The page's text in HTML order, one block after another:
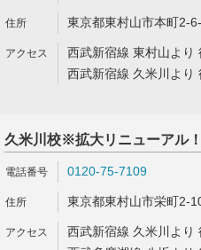
東京都東村山市本町2-
西武新宿線 東村山より
西武新宿線 久米川より
久米川校※拡大リニューアル！
0120-75-7109
東京都東村山市栄町2-
西武新宿線 久米川より